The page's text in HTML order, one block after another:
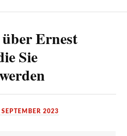
über Ernest
Sie
SEPTEMBER 2023